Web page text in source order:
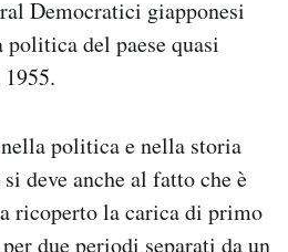
Democratici giapponesi
del paese quasi
politica e nella storia
deve anche al fatto che è
ricoperto la carica di primo
due periodi separati da un